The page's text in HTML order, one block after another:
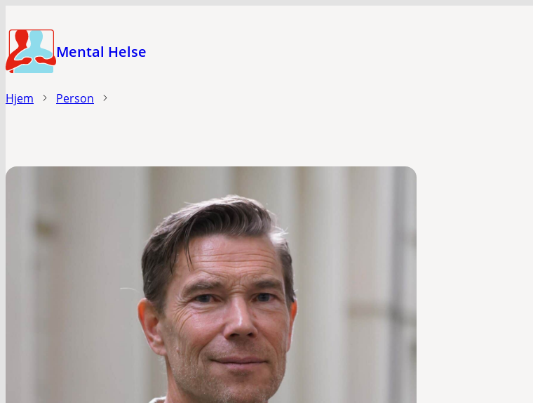
til
hovedinnholdMental Helse
Hjem Person